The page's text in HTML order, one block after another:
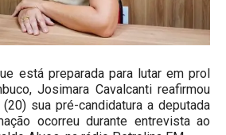
está preparada para lutar em prol
Josimara Cavalcanti reafirmou
sua pré-candidatura a deputada
ocorreu durante entrevista ao